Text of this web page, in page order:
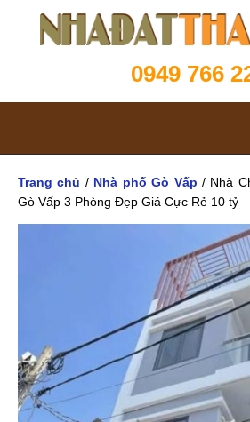
0949 766
Trang chủ / Nhà phố Gò Vấp / Nhà
Gò Vấp 3 Phòng Đẹp Giá Cực Rẻ 10 tỷ